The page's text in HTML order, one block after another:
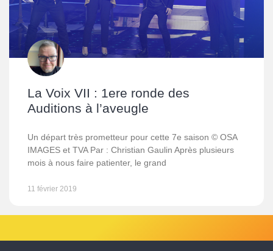
La Voix VII : 1ere ronde des
Auditions à l’aveugle
Un départ très prometteur pour cette 7e saison © OSA
IMAGES et TVA Par : Christian Gaulin Après plusieurs
mois à nous faire patienter, le grand
11 février 2019